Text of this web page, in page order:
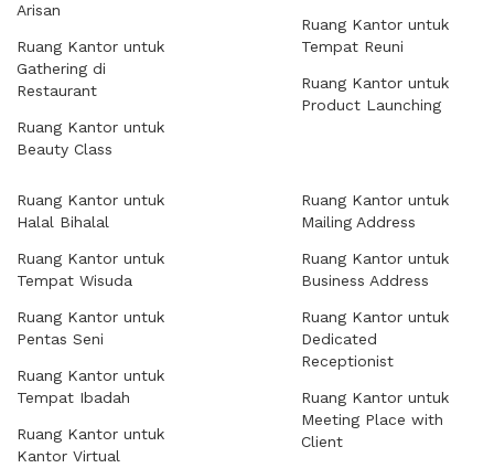
Arisan
Ruang Kantor untuk
Gathering di
Restaurant
Ruang Kantor untuk
Beauty Class
Ruang Kantor untuk
Tempat Reuni
Ruang Kantor untuk
Product Launching
Ruang Kantor untuk
Halal Bihalal
Ruang Kantor untuk
Tempat Wisuda
Ruang Kantor untuk
Pentas Seni
Ruang Kantor untuk
Tempat Ibadah
Ruang Kantor untuk
Kantor Virtual
Ruang Kantor untuk
Mailing Address
Ruang Kantor untuk
Business Address
Ruang Kantor untuk
Dedicated
Receptionist
Ruang Kantor untuk
Meeting Place with
Client